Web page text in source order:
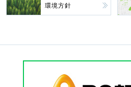
環境方針